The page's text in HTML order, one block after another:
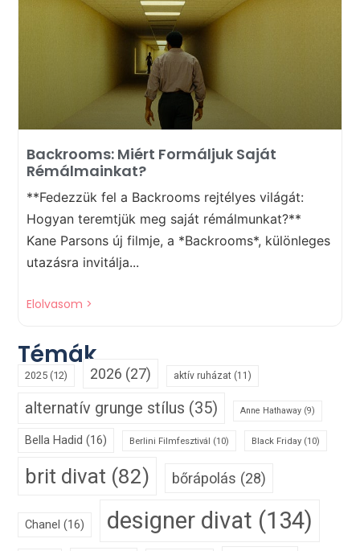
Backrooms: Miért Formáljuk Saját
Rémálmainkat?
**Fedezzük fel a Backrooms rejtélyes világát:
Hogyan teremtjük meg saját rémálmunkat?**
Kane Parsons új filmje, a *Backrooms*, különleges
utazásra invitálja...
Elolvasom >
Témák
2025 (12) 2026 (27) aktív ruházat (11)
alternatív grunge stílus (35) Anne Hathaway (9)
Bella Hadid (16) Berlini Filmfesztivál (10) Black Friday (10)
brit divat (82) bőrápolás (28)
Chanel (16) designer divat (134)